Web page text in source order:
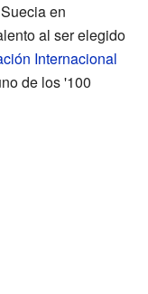
en
al ser elegido
Internacional
de los '100